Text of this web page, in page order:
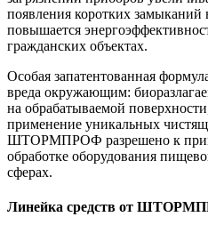
появления коротких замыканий
повышается
гражданских объектах.
Особая запатентованная
вреда окружающим:
на обрабатываемой
применение уникальных
ШТОРМПРОФ разрешено к
обработке оборудования
сферах.
Линейка средств от